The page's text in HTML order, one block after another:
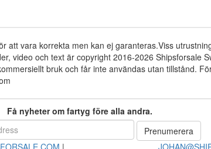
att vara korrekta men kan ej garanteras.Viss
video och text är copyright 2016-2026 Shipsforsale
bruk och får inte användas utan tillstånd.
Få nyheter om fartyg före alla andra.
|